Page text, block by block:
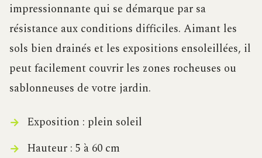
impressionnante qui se démarque par sa
résistance aux conditions difficiles. Aimant les
sols bien drainés et les expositions ensoleillées, il
peut facilement couvrir les zones rocheuses ou
sablonneuses de votre jardin.
Exposition : plein soleil
Hauteur : 5 à 60 cm